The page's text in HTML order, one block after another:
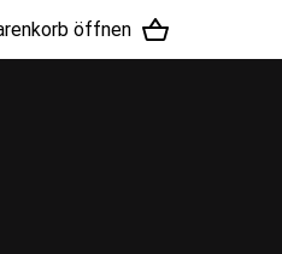
öffnen